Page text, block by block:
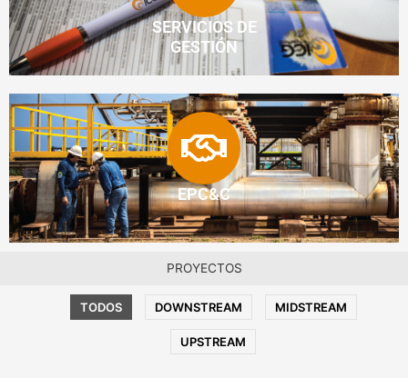
SERVICIOS DE
GESTIÓN
EPC&C
PROYECTOS
TODOS DOWNSTREAM MIDSTREAM
UPSTREAM